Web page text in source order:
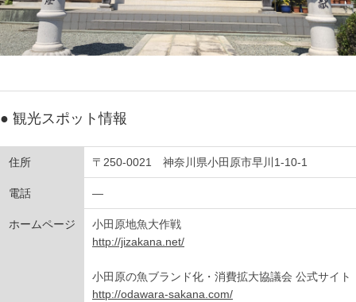
● 観光スポット情報
住所 〒250-0021 神奈川県小田原市早川1-10-1
電話 ―
ホームページ
小田原地魚大作戦
http://jizakana.net/
小田原の魚ブランド化・消費拡大協議会 公式サイト
http://odawara-sakana.com/